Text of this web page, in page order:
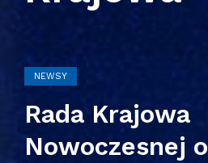
NEWSY
Rada Krajowa
Nowoczesnej o